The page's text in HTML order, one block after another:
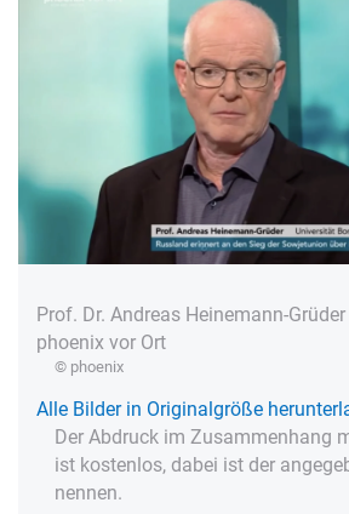
Prof. Dr. Andreas Heinemann-
phoenix vor Ort
© phoenix
Alle Bilder in Originalgröße
Der Abdruck im Zusammenhang
ist kostenlos, dabei ist der
nennen.